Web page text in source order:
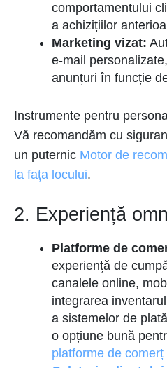
comportamentului
a achizițiilor
Marketing vizat:
e-mail
anunțuri în funcție
Instrumente pentru
Vă recomandăm cu
un puternic Motor de
la fața locului.
2. Experiență
Platforme de
experiență de
canalele online,
integrarea
a sistemelor de
o opțiune bună
platforme de comerț